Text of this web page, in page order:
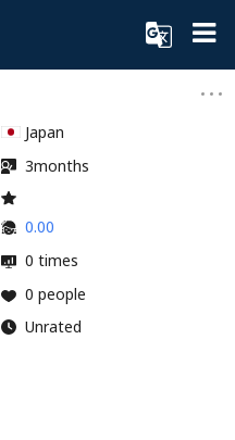
Japan
3months
0.00
0 times
0 people
Unrated